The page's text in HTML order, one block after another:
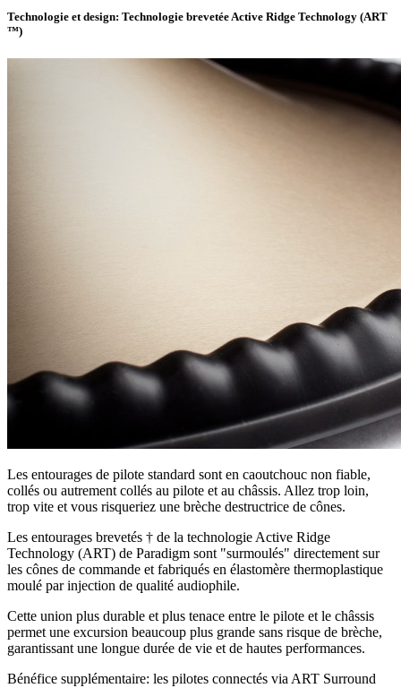
Technologie et design: Technologie brevetée Active Ridge Technology (ART
™)
Les entourages de pilote standard sont en caoutchouc non fiable,
collés ou autrement collés au pilote et au châssis. Allez trop loin,
trop vite et vous risqueriez une brèche destructrice de cônes.
Les entourages brevetés † de la technologie Active Ridge
Technology (ART) de Paradigm sont "surmoulés" directement sur
les cônes de commande et fabriqués en élastomère thermoplastique
moulé par injection de qualité audiophile.
Cette union plus durable et plus tenace entre le pilote et le châssis
permet une excursion beaucoup plus grande sans risque de brèche,
garantissant une longue durée de vie et de hautes performances.
Bénéfice supplémentaire: les pilotes connectés via ART Surround